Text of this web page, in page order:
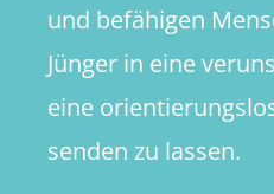
und befähigen
Jünger in eine
eine
senden zu lassen.